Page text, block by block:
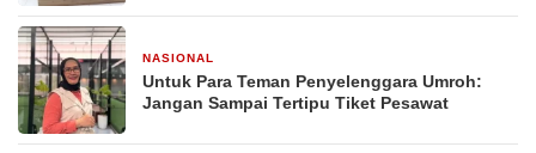
NASIONAL
Untuk Para Teman Penyelenggara Umroh:
Jangan Sampai Tertipu Tiket Pesawat